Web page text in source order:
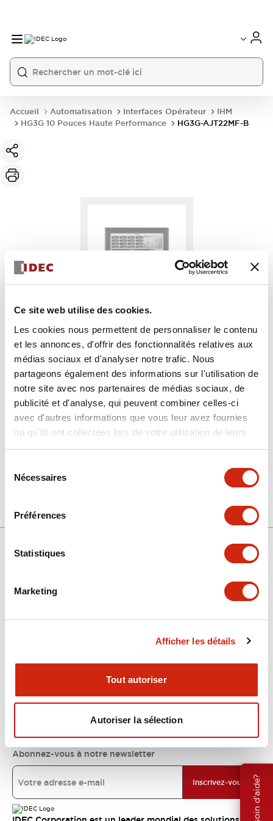
Ce site web utilise des cookies.
Les cookies nous permettent de personnaliser le contenu
et les annonces, d'offrir des fonctionnalités relatives aux
médias sociaux et d'analyser notre trafic. Nous
partageons également des informations sur l'utilisation de
notre site avec nos partenaires de médias sociaux, de
publicité et d'analyse, qui peuvent combiner celles-ci
avec d'autres informations que vous leur avez fournies
ou qu'ils ont collectées lors de votre utilisation de leurs
services.
Nécessaires
Préférences
Statistiques
Marketing
Afficher les détails
Tout autoriser
Autoriser la sélection
Besoin d'aide?
Accueil Automatisation Interfaces Opérateur
IHM
HG3G 10 Pouces Haute Performance
HG3G-AJT22MF-B
HG3G-AJT22MF-B
ÉCRAN PROGRAMMABLE
Ressources et documents
À propos d’IDEC
Engagements IDEC
Abonnez-vous à notre newsletter
Inscrivez-vous